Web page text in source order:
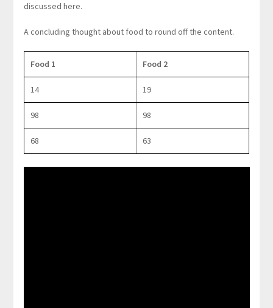
discussed here.
A concluding thought about food to round off the content.
Food 1 Food 2
14 19
98 98
68 63